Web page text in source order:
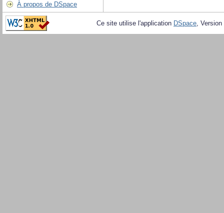
À propos de DSpace
Ce site utilise l'application DSpace,